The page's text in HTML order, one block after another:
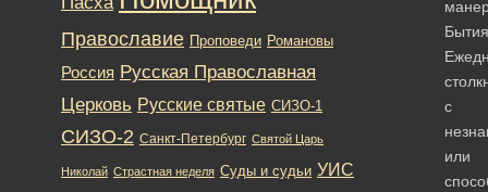
с
или
Православие Проповеди Романовы
Россия Русская Православная
Церковь Русские святые СИЗО-1
СИЗО-2 Санкт-Петербург Святой Царь
Николай Страстная неделя Суды и судьи УИС